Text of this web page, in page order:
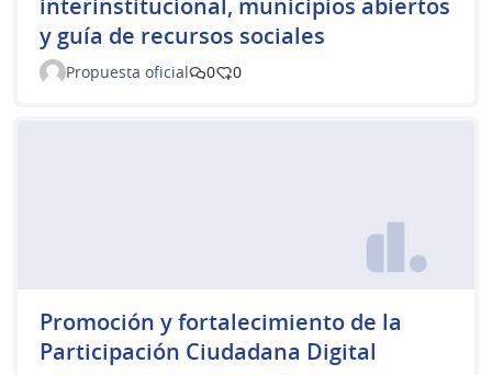
interinstitucional, municipios abiertos
y guía de recursos sociales
Propuesta oficial 0 0
Promoción y fortalecimiento de la
Participación Ciudadana Digital